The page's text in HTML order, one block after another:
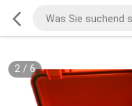
2/ 6